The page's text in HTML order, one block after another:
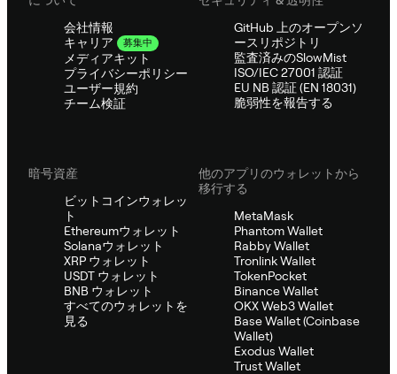
会社情報
キャリア
募集中
メディアキット
プライバシーポリシー
ユーザー規約
チーム検証
GitHub 上のオープンソ
ースリポジトリ
監査済みのSlowMist
ISO/IEC 27001 認証
EU NB 認証 (EN 18031)
脆弱性を報告する
暗号資産
ビットコインウォレッ
ト
Ethereumウォレット
Solanaウォレット
XRP ウォレット
USDT ウォレット
BNB ウォレット
すべてのウォレットを
見る
他のアプリのウォレットから
移行する
MetaMask
Phantom Wallet
Rabby Wallet
Tronlink Wallet
TokenPocket
Binance Wallet
OKX Web3 Wallet
Base Wallet (Coinbase
Wallet)
Exodus Wallet
Trust Wallet